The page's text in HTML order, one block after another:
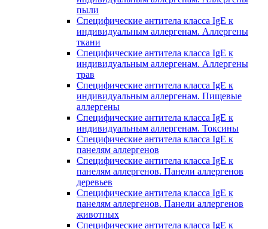
пыли
Специфические антитела класса IgE к
индивидуальным аллергенам. Аллергены
ткани
Специфические антитела класса IgE к
индивидуальным аллергенам. Аллергены
трав
Специфические антитела класса IgE к
индивидуальным аллергенам. Пищевые
аллергены
Специфические антитела класса IgE к
индивидуальным аллергенам. Токсины
Специфические антитела класса IgE к
панелям аллергенов
Специфические антитела класса IgE к
панелям аллергенов. Панели аллергенов
деревьев
Специфические антитела класса IgE к
панелям аллергенов. Панели аллергенов
животных
Специфические антитела класса IgE к